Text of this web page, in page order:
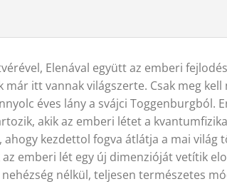
Elenával együtt az emberi
már itt vannak világszerte. Csak meg
éves lány a svájci
akik az emberi létet a
ahogy kezdettol fogva átlátja a mai
az emberi lét egy új dimenzióját vetítik
nélkül, teljesen természetes